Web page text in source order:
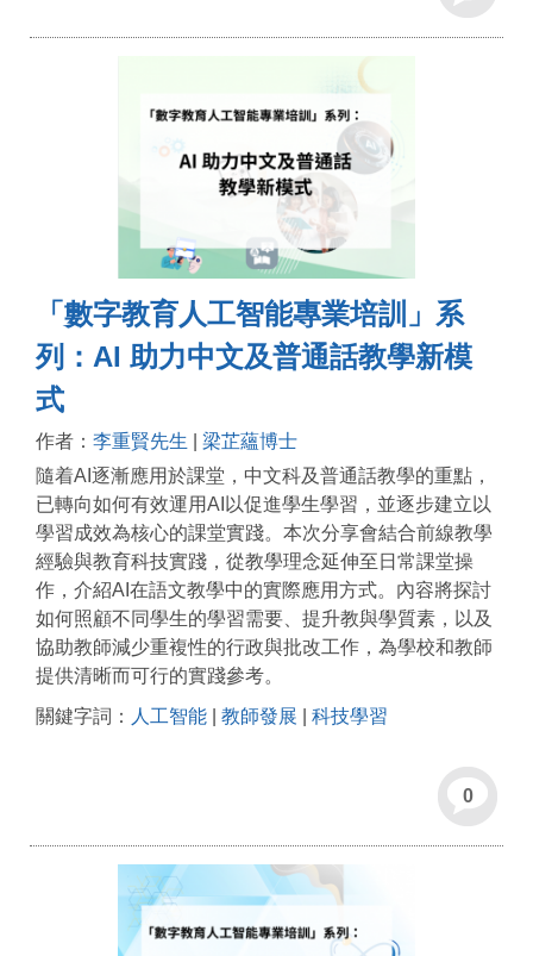
「數字教育人工智能專業培訓」系
列：AI 助力中文及普通話教學新模
式
作者： 李重賢先生
梁芷蘊博士
隨着AI逐漸應用於課堂，中文科及普通話教學的重點，
已轉向如何有效運用AI以促進學生學習，並逐步建立以
學習成效為核心的課堂實踐。本次分享會結合前線教學
經驗與教育科技實踐，從教學理念延伸至日常課堂操
作，介紹AI在語文教學中的實際應用方式。內容將探討
如何照顧不同學生的學習需要、提升教與學質素，以及
協助教師減少重複性的行政與批改工作，為學校和教師
提供清晰而可行的實踐參考。
關鍵字詞： 人工智能 教師發展 科技學習
0